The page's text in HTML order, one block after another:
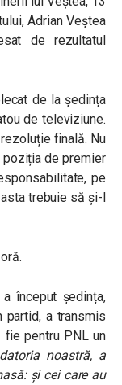
Adrian Veștea
de rezultatul
de la ședința
de televiziune.
finală. Nu
poziția de premier
pe
trebuie să și-l
început ședința,
partid, a transmis
fie pentru PNL un
datoria noastră, a
și cei care au